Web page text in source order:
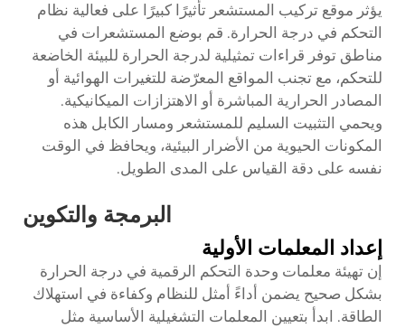
يؤثر موقع تركيب المستشعر تأثيرًا كبيرًا على فعالية نظام
التحكم في درجة الحرارة. قم بوضع المستشعرات في
مناطق توفر قراءات تمثيلية لدرجة الحرارة للبيئة الخاضعة
للتحكم، مع تجنب المواقع المعرّضة للتغيرات الهوائية أو
المصادر الحرارية المباشرة أو الاهتزازات الميكانيكية.
ويحمي التثبيت السليم للمستشعر ومسار الكابل هذه
المكونات الحيوية من الأضرار البيئية، ويحافظ في الوقت
نفسه على دقة القياس على المدى الطويل.
البرمجة والتكوين
إعداد المعلمات الأولية
إن تهيئة معلمات وحدة التحكم الرقمية في درجة الحرارة
بشكل صحيح يضمن أداءً أمثل للنظام وكفاءة في استهلاك
الطاقة. ابدأ بتعيين المعلمات التشغيلية الأساسية مثل